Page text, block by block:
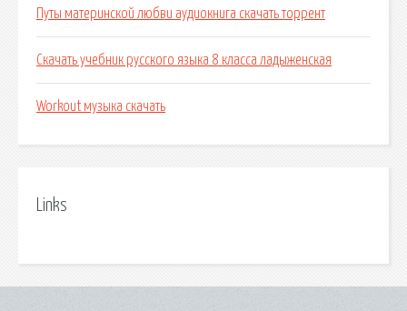
Путы материнской любви аудиокнига скачать торрент
Скачать учебник русского языка 8 класса ладыженская
Workout музыка скачать
Links